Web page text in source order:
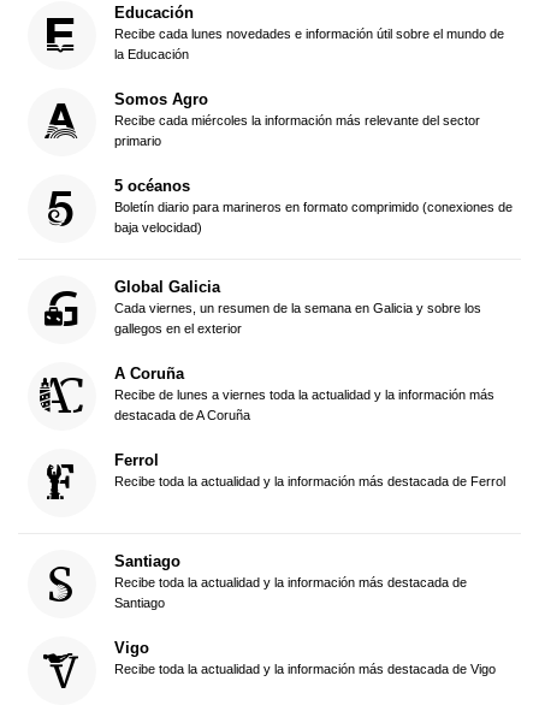
Educación
Recibe cada lunes novedades e información útil sobre el mundo de
la Educación
Somos Agro
Recibe cada miércoles la información más relevante del sector
primario
5 océanos
Boletín diario para marineros en formato comprimido (conexiones de
baja velocidad)
Global Galicia
Cada viernes, un resumen de la semana en Galicia y sobre los
gallegos en el exterior
A Coruña
Recibe de lunes a viernes toda la actualidad y la información más
destacada de A Coruña
Ferrol
Recibe toda la actualidad y la información más destacada de Ferrol
Santiago
Recibe toda la actualidad y la información más destacada de
Santiago
Vigo
Recibe toda la actualidad y la información más destacada de Vigo